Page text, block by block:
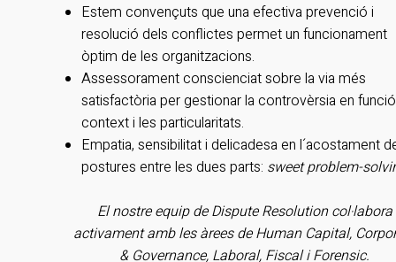
Estem convençuts que una efectiva prevenció i
resolució dels conflictes permet un funcionament
òptim de les organitzacions.
Assessorament conscienciat sobre la via més
satisfactòria per gestionar la controvèrsia en
context i les particularitats.
Empatia, sensibilitat i delicadesa en l´acostament
postures entre les dues parts: sweet problem-
El nostre equip de Dispute Resolution col·labora
activament amb les àrees de Human Capital,
& Governance, Laboral, Fiscal i Forensic.